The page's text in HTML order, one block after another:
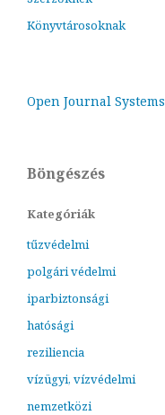
Könyvtárosoknak
Open Journal Systems
Böngészés
Kategóriák
tűzvédelmi
polgári védelmi
iparbiztonsági
hatósági
reziliencia
vízügyi, vízvédelmi
nemzetközi